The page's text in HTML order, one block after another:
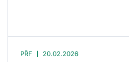
PŘF 20.02.2026